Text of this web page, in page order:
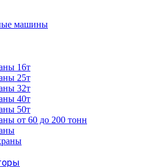
машины
16т
25т
32т
40т
50т
от 60 до 200 тонн